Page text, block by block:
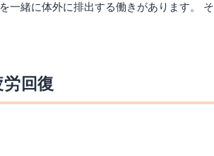
一緒に体外に排出する働きがあります。 そ
回復